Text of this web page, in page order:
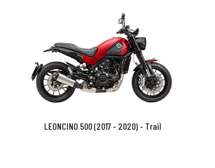
LEONCINO 500 (2017 - 2020) - Trail